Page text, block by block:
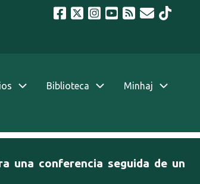
Biblioteca Minhaj
una conferencia seguida de un